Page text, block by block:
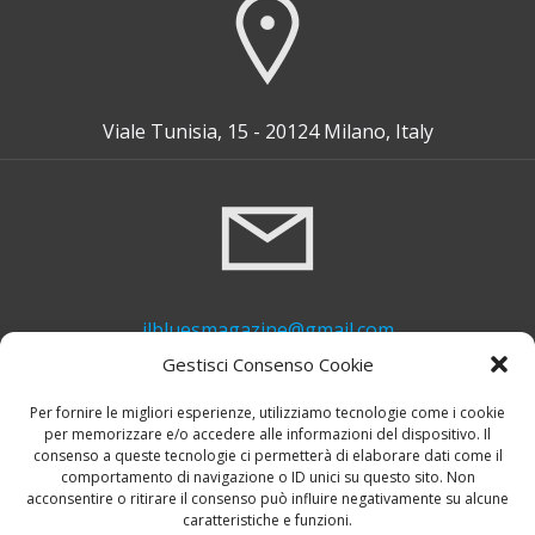
Gestisci Consenso Cookie
Per fornire le migliori esperienze, utilizziamo tecnologie come i cookie
per memorizzare e/o accedere alle informazioni del dispositivo. Il
consenso a queste tecnologie ci permetterà di elaborare dati come il
comportamento di navigazione o ID unici su questo sito. Non
acconsentire o ritirare il consenso può influire negativamente su alcune
caratteristiche e funzioni.
Viale Tunisia, 15 - 20124 Milano, Italy
ilbluesmagazine@gmail.com
+39 339 748 6635